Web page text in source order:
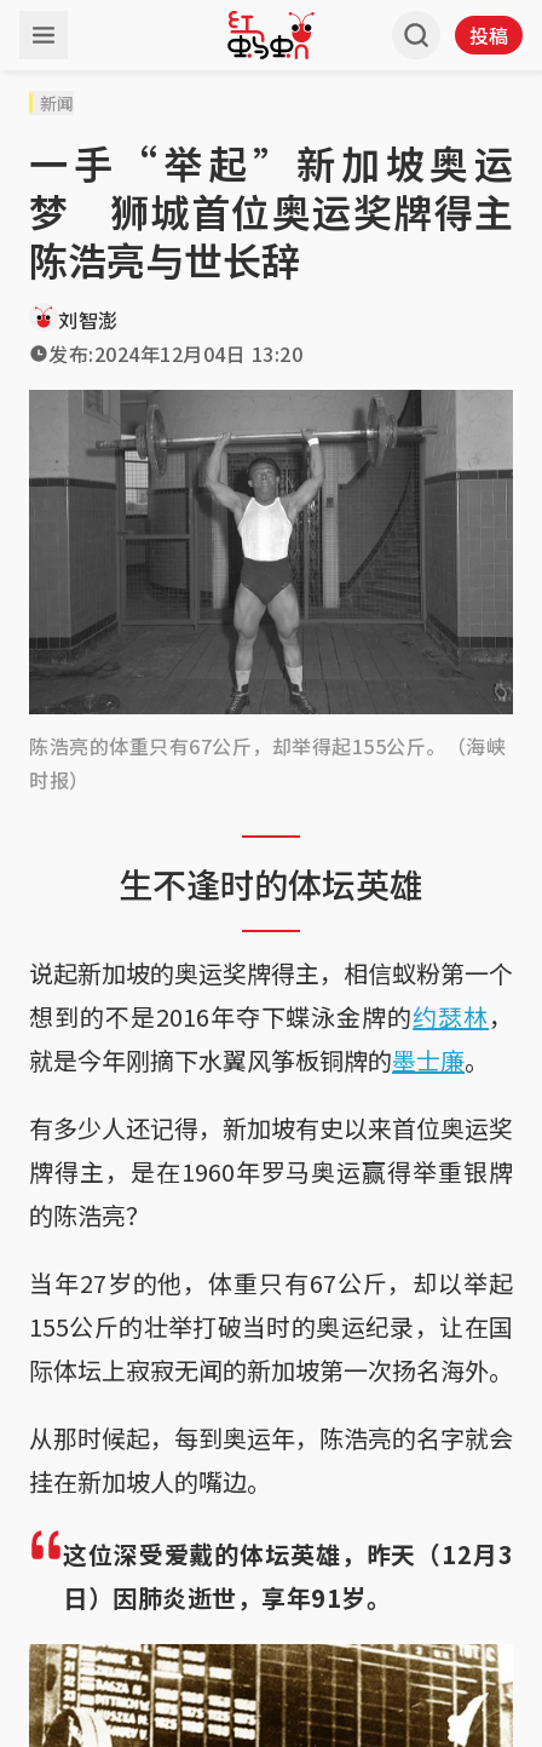
投稿
新闻
一手“举起”新加坡奥运
梦 狮城首位奥运奖牌得主
陈浩亮与世长辞
刘智澎
发布:2024年12月04日 13:20
陈浩亮的体重只有67公斤，却举得起155公斤。（海峡
时报）
生不逢时的体坛英雄
说起新加坡的奥运奖牌得主，相信蚁粉第一个
想到的不是2016年夺下蝶泳金牌的约瑟林，
就是今年刚摘下水翼风筝板铜牌的墨士廉。
有多少人还记得，新加坡有史以来首位奥运奖
牌得主，是在1960年罗马奥运赢得举重银牌
的陈浩亮？
当年27岁的他，体重只有67公斤，却以举起
155公斤的壮举打破当时的奥运纪录，让在国
际体坛上寂寂无闻的新加坡第一次扬名海外。
从那时候起，每到奥运年，陈浩亮的名字就会
挂在新加坡人的嘴边。
这位深受爱戴的体坛英雄，昨天（12月3
日）因肺炎逝世，享年91岁。